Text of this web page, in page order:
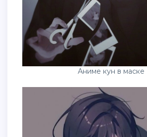
Аниме кун в маске